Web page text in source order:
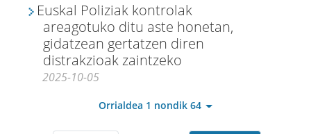
Euskal Poliziak kontrolak
areagotuko ditu aste honetan,
gidatzean gertatzen diren
distrakzioak zaintzeko
2025-10-05
Orrialdea 1 nondik 64